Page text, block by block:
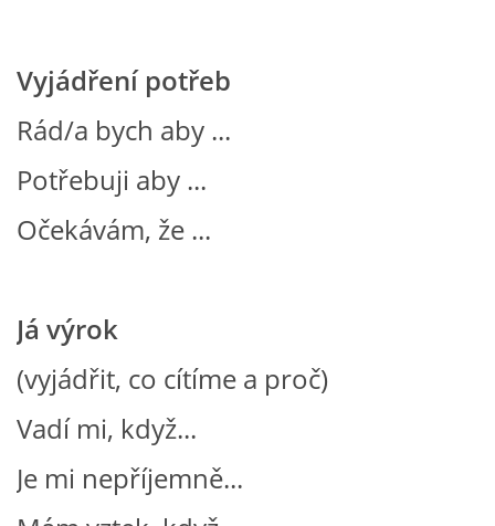
VZDĚLÁVACÍ BLOK ŘÍJEN
VZDĚLÁVACÍ BLOK LISTOPAD
VZDĚLÁVACÍ BLOK ÚNOR
VZDĚLÁVACÍ BLOK BŘEZEN
VZDĚLÁVACÍ BLOK DUBEN
Vyjádření potřeb
Rád/a bych aby ...
Potřebuji aby ...
Očekávám, že ...
Já výrok
(vyjádřit, co cítíme a proč)
Vadí mi, když...
Je mi nepříjemně...